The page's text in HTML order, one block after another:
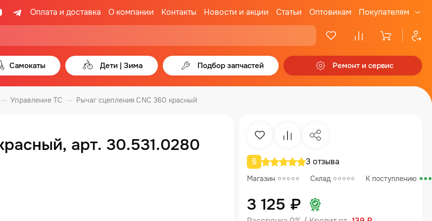
Оплата и доставка О компании Контакты Новости и акции Статьи Оптовикам Покупателям
Самокаты Дети | Зима Подбор запчастей Ремонт и сервис
Управление ТС Рычаг сцепления CNC 360 красный
арт. 30.531.0280 ИзбранноеСравнениеПоделиться
5 3 отзыва
Магазин Склад К поступлению
3 125 ₽